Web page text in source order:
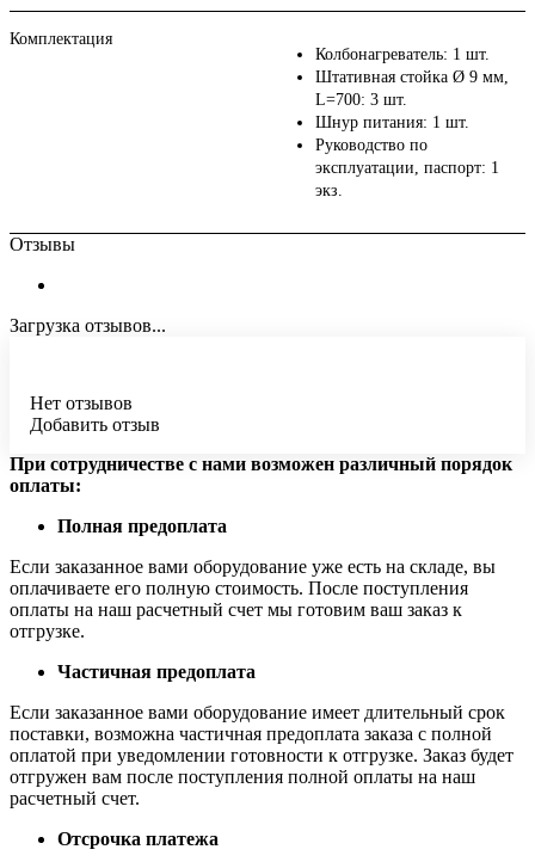
Комплектация
Колбонагреватель: 1 шт.
Штативная стойка Ø 9 мм,
L=700: 3 шт.
Шнур питания: 1 шт.
Руководство по
эксплуатации, паспорт: 1
экз.
Отзывы
Загрузка отзывов...
Нет отзывов
Добавить отзыв
При сотрудничестве с нами возможен различный порядок
оплаты:
Полная предоплата
Если заказанное вами оборудование уже есть на складе, вы
оплачиваете его полную стоимость. После поступления
оплаты на наш расчетный счет мы готовим ваш заказ к
отгрузке.
Частичная предоплата
Если заказанное вами оборудование имеет длительный срок
поставки, возможна частичная предоплата заказа с полной
оплатой при уведомлении готовности к отгрузке. Заказ будет
отгружен вам после поступления полной оплаты на наш
расчетный счет.
Отсрочка платежа